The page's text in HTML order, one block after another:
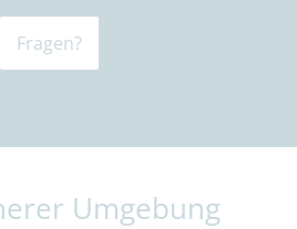
Fragen?
Umgebung